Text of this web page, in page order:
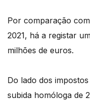
Por comparação
2021, há a registar
milhões de euros.
Do lado dos
subida homóloga de